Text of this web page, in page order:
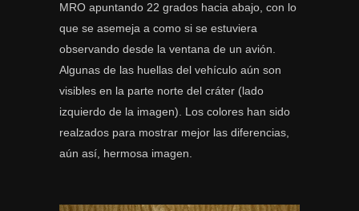
MRO apuntando 22 grados hacia abajo, con lo
que se asemeja a como si se estuviera
observando desde la ventana de un avión.
Algunas de las huellas del vehículo aún son
visibles en la parte norte del cráter (lado
izquierdo de la imagen). Los colores han sido
realzados para mostrar mejor las diferencias,
aún así, hermosa imagen.